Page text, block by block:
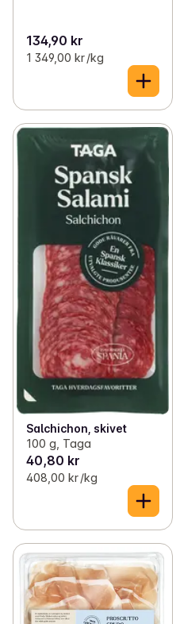
134,90 kr
1 349,00 kr /kg
Salchichon, skivet
100 g, Taga
40,80 kr
408,00 kr /kg